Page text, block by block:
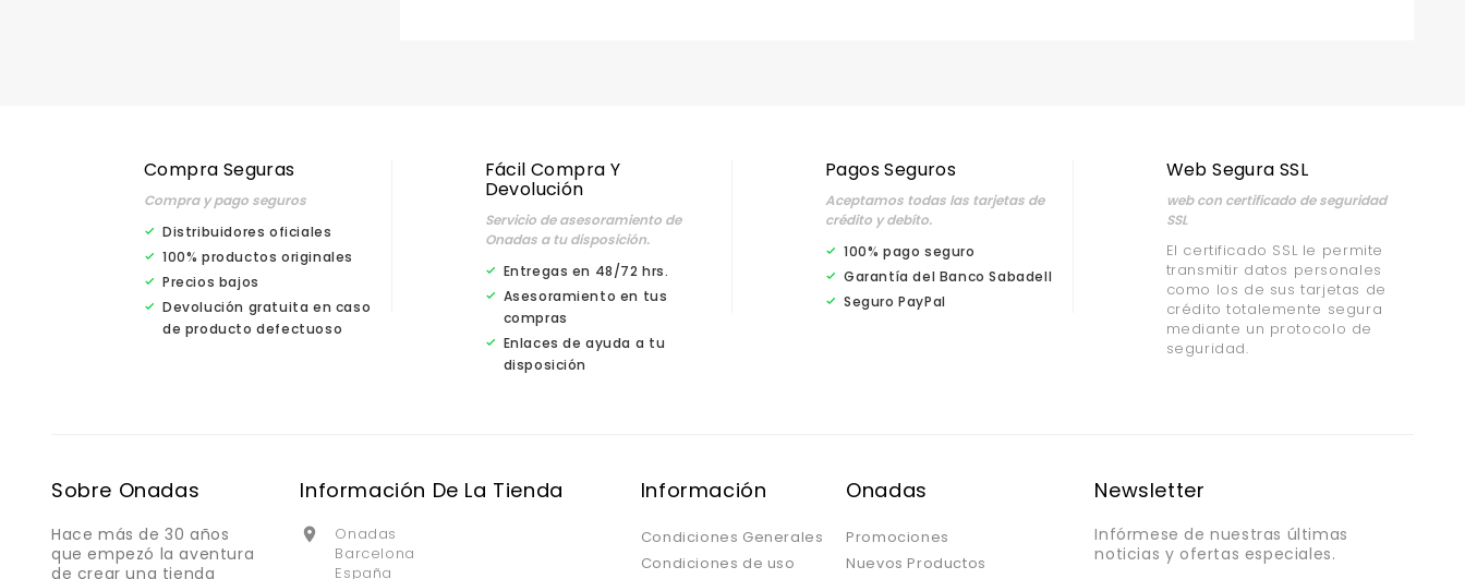
Compra Seguras
Compra y pago seguros
Distribuidores oficiales
100% productos originales
Precios bajos
Devolución gratuita en caso
de producto defectuoso
Fácil Compra Y
Devolución
Servicio de asesoramiento de
Onadas a tu disposición.
Entregas en 48/72 hrs.
Asesoramiento en tus
compras
Enlaces de ayuda a tu
disposición
Pagos Seguros
Aceptamos todas las tarjetas de
crédito y debíto.
100% pago seguro
Garantía del Banco Sabadell
Seguro PayPal
Web Segura SSL
web con certificado de seguridad
SSL
El certificado SSL le permite
transmitir datos personales
como los de sus tarjetas de
crédito totalemente segura
mediante un protocolo de
seguridad.
Sobre Onadas
Hace más de 30 años
que empezó la aventura
de crear una tienda
Información De La Tienda

Onadas
Barcelona
España
Información
Condiciones Generales
Condiciones de uso
Onadas
Promociones
Nuevos Productos
Newsletter
Infórmese de nuestras últimas
noticias y ofertas especiales.